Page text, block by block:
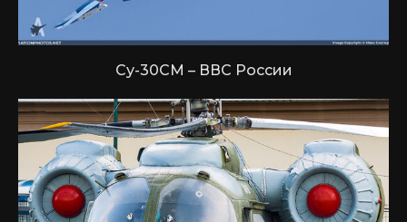
Су-30СМ – ВВС России